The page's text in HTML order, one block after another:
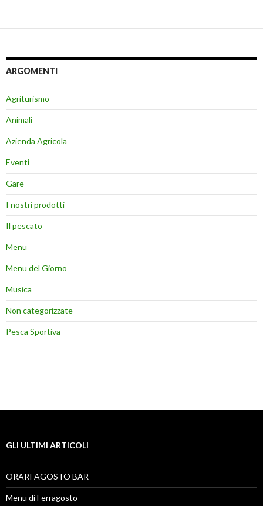
ARGOMENTI
Agriturismo
Animali
Azienda Agricola
Eventi
Gare
I nostri prodotti
Il pescato
Menu
Menu del Giorno
Musica
Non categorizzate
Pesca Sportiva
GLI ULTIMI ARTICOLI
ORARI AGOSTO BAR
Menu di Ferragosto